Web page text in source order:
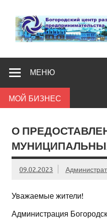
content
МЕНЮ
МОЙ БИЗНЕС
О
09.02.2023
Уважаемые жители!
Администрация